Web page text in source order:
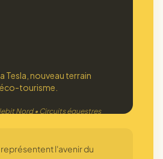
Tesla, nouveau terrain
tourisme.
Nord • Circuits équestres
l'avenir du